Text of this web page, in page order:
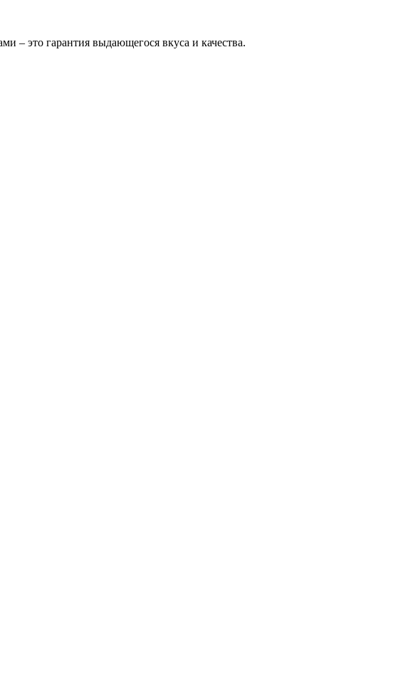
– это гарантия выдающегося вкуса и качества.